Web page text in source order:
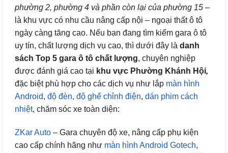
phường 2, phường 4 và phần còn lại của phường 15 –
là khu vực có nhu cầu nâng cấp nội – ngoại thất ô tô
ngày càng tăng cao. Nếu bạn đang tìm kiếm gara ô tô
uy tín, chất lượng dịch vụ cao, thì dưới đây là danh
sách Top 5 gara ô tô chất lượng, chuyên nghiệp
được đánh giá cao tại khu vực Phường Khánh Hội,
đặc biệt phù hợp cho các dịch vụ như lắp màn hình
Android, độ đèn, độ ghế chỉnh điện, dán phim cách
nhiệt, chăm sóc xe toàn diện:
ZKar Auto – Gara chuyên độ xe, nâng cấp phụ kiện
cao cấp chính hãng như màn hình Android Gotech,